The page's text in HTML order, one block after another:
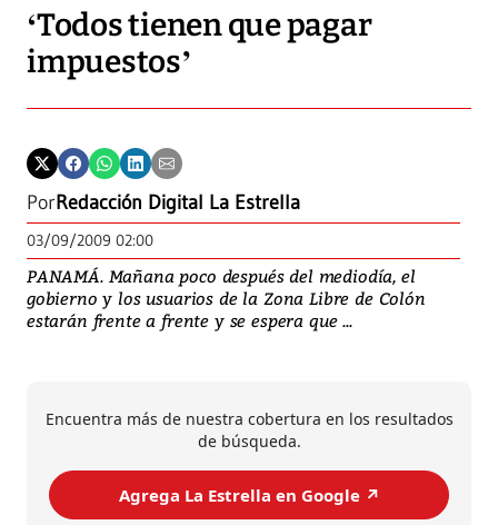
‘Todos tienen que pagar
impuestos’
PorRedacción Digital La Estrella
03/09/2009 02:00
PANAMÁ. Mañana poco después del mediodía, el
gobierno y los usuarios de la Zona Libre de Colón
estarán frente a frente y se espera que ...
Encuentra más de nuestra cobertura en los resultados
de búsqueda.
Agrega La Estrella en Google ↗️